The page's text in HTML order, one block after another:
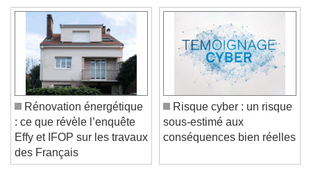
Rénovation énergétique
: ce que révèle l’enquête
Effy et IFOP sur les travaux
des Français
Risque cyber : un risque
sous-estimé aux
conséquences bien réelles